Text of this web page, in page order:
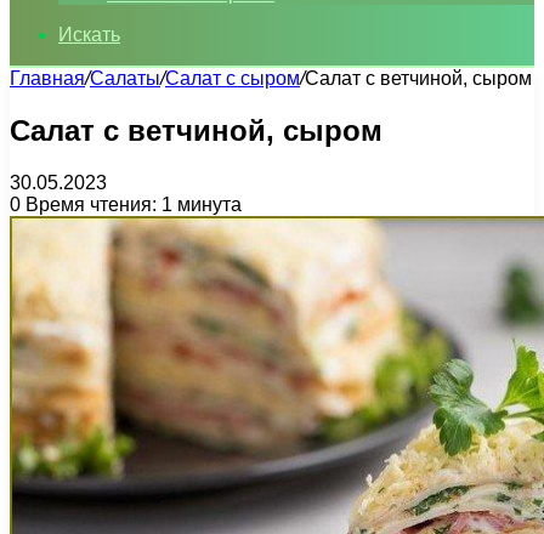
Искать
Главная/Салаты/Салат с сыром/Салат с ветчиной, сыром
Салат с ветчиной, сыром
30.05.2023
0 Время чтения: 1 минута